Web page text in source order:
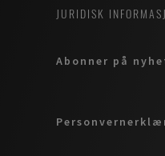
JURIDISK
Abonner på